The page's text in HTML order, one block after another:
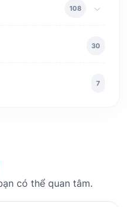
108
30
7
có thể quan tâm.